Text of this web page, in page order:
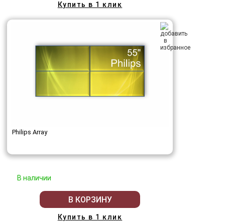
Купить в 1 клик
Philips Array
В наличии
В КОРЗИНУ
Купить в 1 клик